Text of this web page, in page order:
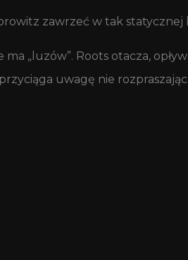
zawrzeć w tak statycznej
„luzów”. Roots otacza,
uwagę nie rozpraszając.